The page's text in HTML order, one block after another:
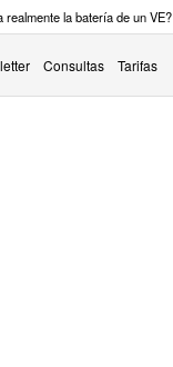
realmente la batería de un VE?
Consultas Tarifas